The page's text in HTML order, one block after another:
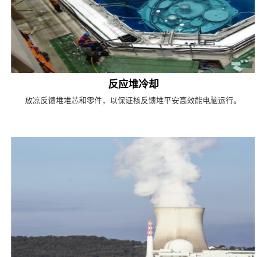
反应堆冷却
放凉反馈堆堆芯和零件，以保证核反馈堆平安高效能电脑运行。